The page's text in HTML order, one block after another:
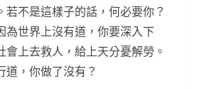
若不是這樣子的話，何必要你？
為世界上沒有道，你要深入下
會上去救人，給上天分憂解勞。
道，你做了沒有？